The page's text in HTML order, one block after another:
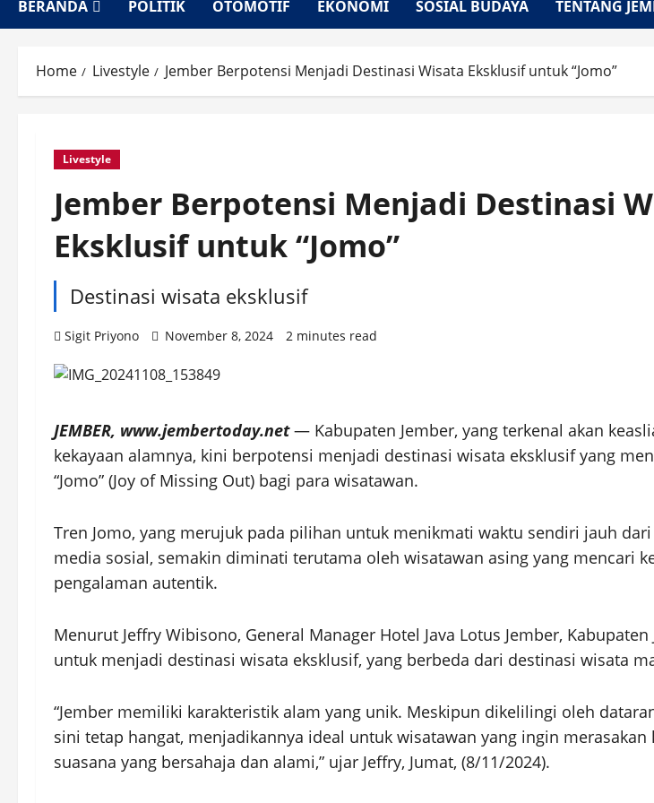
BERANDA POLITIK OTOMOTIF EKONOMI SOSIAL BUDAYA TENTANG
Home Livestyle Jember Berpotensi Menjadi Destinasi Wisata Eksklusif untuk “Jomo”
Livestyle
Jember Berpotensi Menjadi Destinasi
Eksklusif untuk “Jomo”
Destinasi wisata eksklusif
Sigit Priyono November 8, 2024 2 minutes read
JEMBER, www.jembertoday.net— Kabupaten Jember, yang terkenal akan
kekayaan alamnya, kini berpotensi menjadi destinasi wisata eksklusif yang
“Jomo” (Joy of Missing Out) bagi para wisatawan.
Tren Jomo, yang merujuk pada pilihan untuk menikmati waktu sendiri jauh
media sosial, semakin diminati terutama oleh wisatawan asing yang mencari
pengalaman autentik.
Menurut Jeffry Wibisono, General Manager Hotel Java Lotus Jember, Kabupaten
untuk menjadi destinasi wisata eksklusif, yang berbeda dari destinasi wisata
“Jember memiliki karakteristik alam yang unik. Meskipun dikelilingi oleh
sini tetap hangat, menjadikannya ideal untuk wisatawan yang ingin merasakan
suasana yang bersahaja dan alami,” ujar Jeffry, Jumat, (8/11/2024).